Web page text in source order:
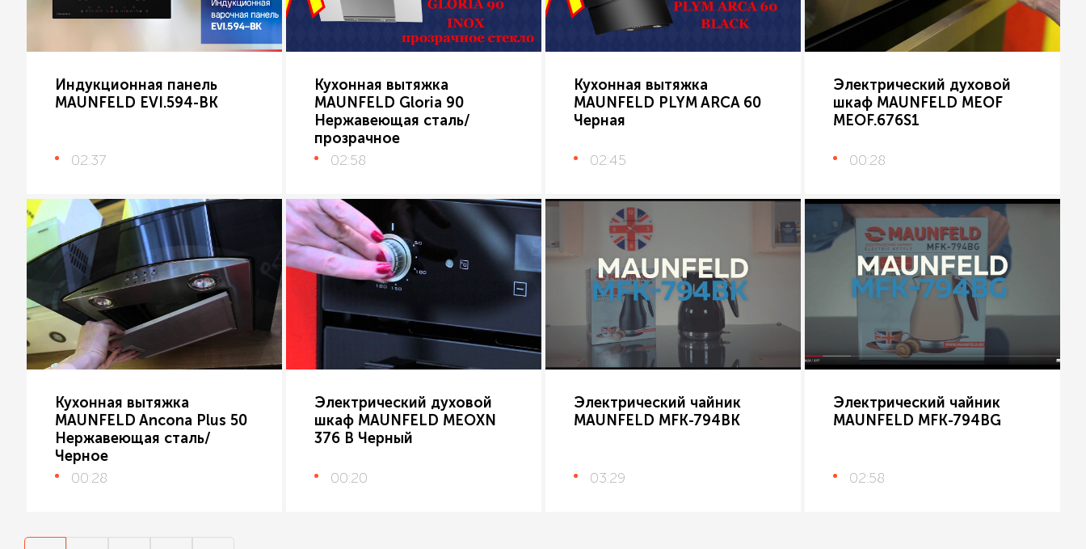
Индукционная панель
MAUNFELD EVI.594-BK
02:37
Кухонная вытяжка
MAUNFELD Gloria 90
Нержавеющая сталь/
прозрачное
02:58
Кухонная вытяжка
MAUNFELD PLYM ARCA 60
Черная
02:45
Электрический духовой
шкаф MAUNFELD MEOF
MEOF.676S1
00:28
Кухонная вытяжка
MAUNFELD Ancona Plus 50
Нержавеющая сталь/
Черное
00:28
Электрический духовой
шкаф MAUNFELD MEOXN
376 B Черный
00:20
Электрический чайник
MAUNFELD MFK-794BK
03:29
Электрический чайник
MAUNFELD MFK-794BG
02:58